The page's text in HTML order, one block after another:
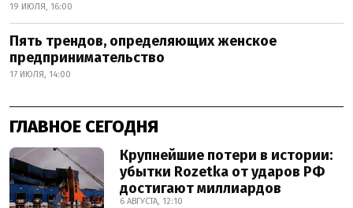
19 ИЮЛЯ, 16:00
Пять трендов, определяющих женское
предпринимательство
17 ИЮЛЯ, 14:00
ГЛАВНОЕ СЕГОДНЯ
Крупнейшие потери в истории:
убытки Rozetka от ударов РФ
достигают миллиардов
6 АВГУСТА, 12:10